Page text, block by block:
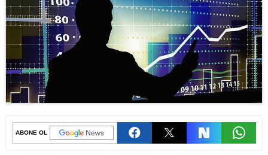
ABONE OL